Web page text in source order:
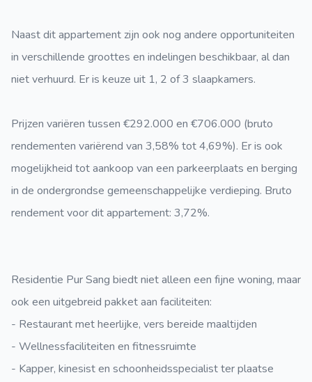
Naast dit appartement zijn ook nog andere opportuniteiten
in verschillende groottes en indelingen beschikbaar, al dan
niet verhuurd. Er is keuze uit 1, 2 of 3 slaapkamers.
Prijzen variëren tussen €292.000 en €706.000 (bruto
rendementen variërend van 3,58% tot 4,69%). Er is ook
mogelijkheid tot aankoop van een parkeerplaats en berging
in de ondergrondse gemeenschappelijke verdieping. Bruto
rendement voor dit appartement: 3,72%.
Residentie Pur Sang biedt niet alleen een fijne woning, maar
ook een uitgebreid pakket aan faciliteiten:
- Restaurant met heerlijke, vers bereide maaltijden
- Wellnessfaciliteiten en fitnessruimte
- Kapper, kinesist en schoonheidsspecialist ter plaatse